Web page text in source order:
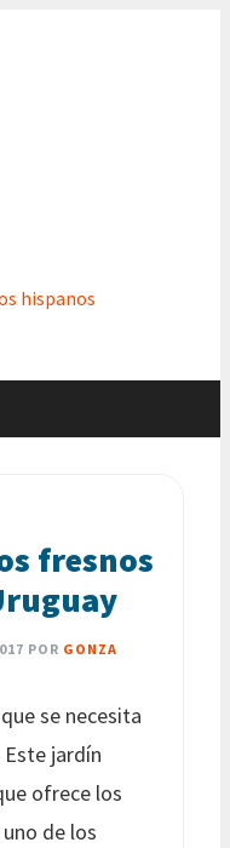
hispanos
fresnos
POR GONZA
se necesita
jardín
ofrece los
de los